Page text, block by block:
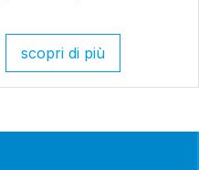
scopri di più